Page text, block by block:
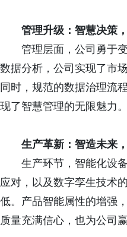
管理升级：智慧决策
管理层面，公司勇于
数据分析，公司实现了市
同时，规范的数据治理流
现了智慧管理的无限魅力。
生产革新：智造未来
生产环节，智能化设
应对，以及数字孪生技术
低。产品智能属性的增强
质量充满信心，也为公司